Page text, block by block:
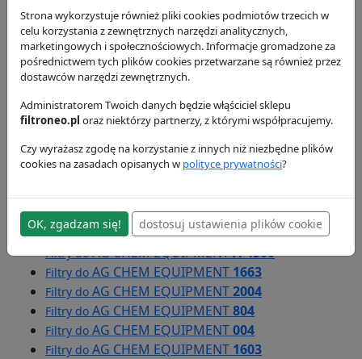
Filtry doAG CHEM EQUIPMENT554
Filtry doAG CHEM EQUIPMENT
Filtry do AG CHEM EQUIPMENT2700
Filtry doAG CHEM EQUIPMENTA-2500
Filtry doAG CHEM EQUIPMENT A-3500
AG CHEM EQUIPMENTA-3500
Filtry doAG CHEM EQUIPMENTA-4500
Filtry doAG CHEM EQUIPMENTA-2500
Filtry doAG CHEM EQUIPMENTA-3000
Filtry doAG CHEM EQUIPMENTA-4500
Filtry do AG CHEM EQUIPMENT 1663
Filtry do AG CHEM EQUIPMENT2004
Filtry do AG CHEM EQUIPMENT804
Filtry do AG CHEM EQUIPMENT004
Filtry do AG CHEM EQUIPMENT 1603
Strona wykorzystuje również pliki cookies podmiotów trzecich w
celu korzystania z zewnętrznych narzędzi analitycznych,
marketingowych i społecznościowych. Informacje gromadzone za
pośrednictwem tych plików cookies przetwarzane są również przez
dostawców narzędzi zewnętrznych.
Administratorem Twoich danych będzie włąściciel sklepu
filtroneo.pl oraz niektórzy partnerzy, z którymi współpracujemy.
Czy wyrażasz zgodę na korzystanie z innych niż niezbędne plików
cookies na zasadach opisanych w polityce prywatności?
OK, zgadzam się! dostosuj ustawienia plików cookie